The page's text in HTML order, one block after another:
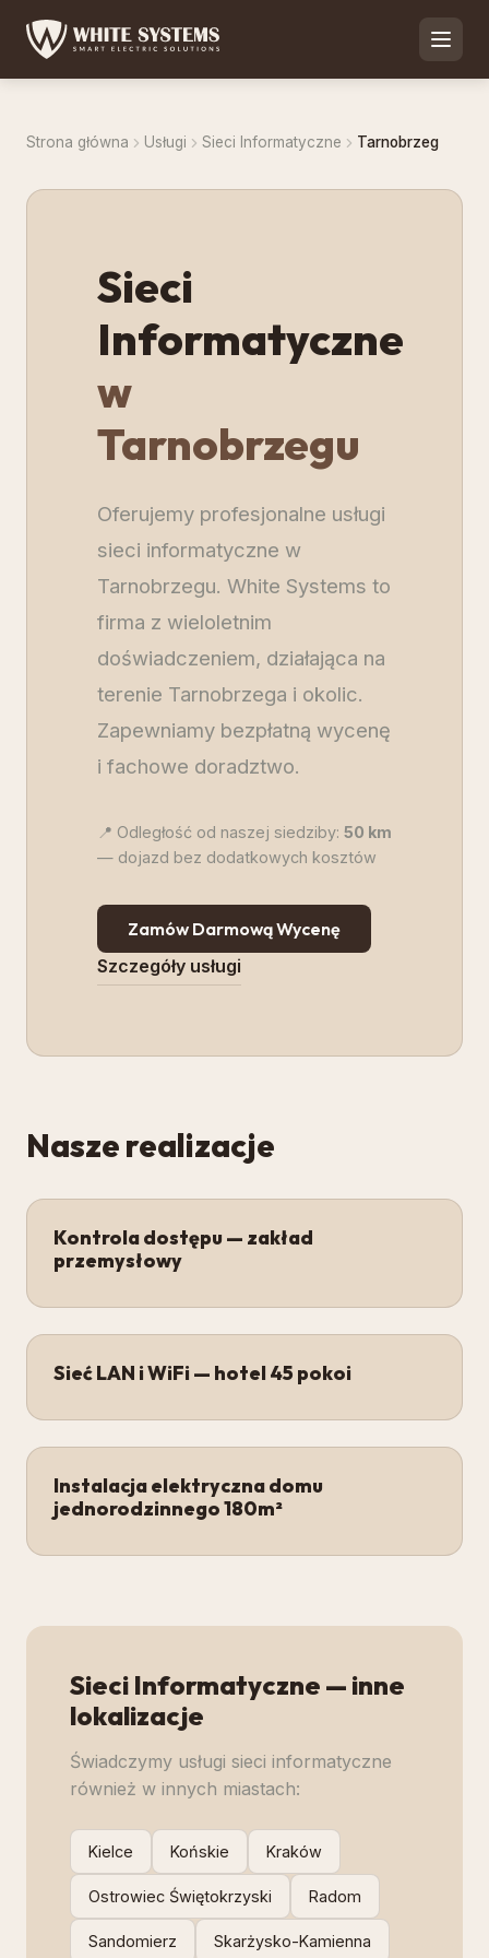
Strona główna Usługi Sieci Informatyczne Tarnobrzeg
Sieci
Informatyczne
w
Tarnobrzegu
Oferujemy profesjonalne usługi
sieci informatyczne w
Tarnobrzegu. White Systems to
firma z wieloletnim
doświadczeniem, działająca na
terenie Tarnobrzega i okolic.
Zapewniamy bezpłatną wycenę
i fachowe doradztwo.
📍 Odległość od naszej siedziby: 50 km
— dojazd bez dodatkowych kosztów
Zamów Darmową Wycenę
Szczegóły usługi
Nasze realizacje
Kontrola dostępu — zakład
przemysłowy
Sieć LAN i WiFi — hotel 45 pokoi
Instalacja elektryczna domu
jednorodzinnego 180m²
Sieci Informatyczne — inne
lokalizacje
Świadczymy usługi sieci informatyczne
również w innych miastach:
Kielce Końskie Kraków
Ostrowiec Świętokrzyski Radom
Sandomierz Skarżysko-Kamienna